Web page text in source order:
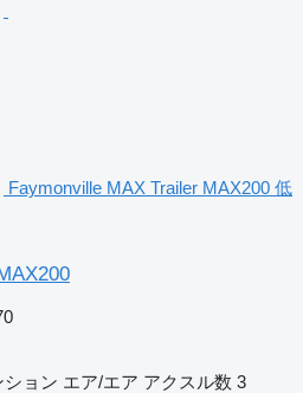
Faymonville MAX Trailer MAX200 低
ョン エア/エア アクスル数 3